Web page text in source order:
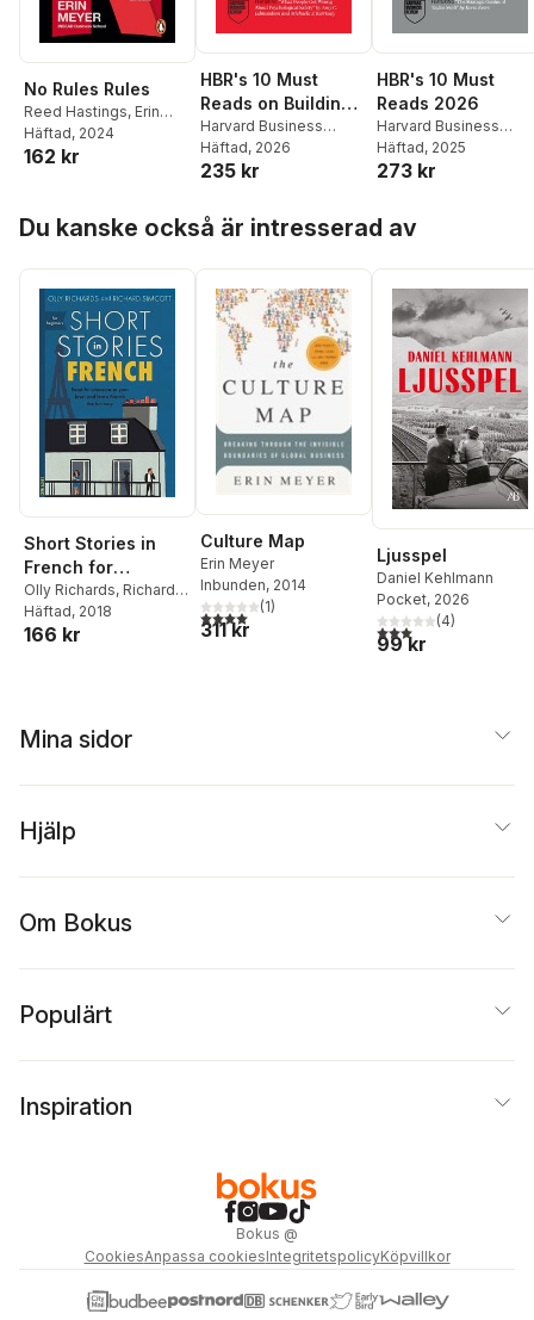
No Rules Rules
Reed Hastings, Erin
Meyer
Häftad, 2024
162 kr
HBR's 10 Must
Reads on Building a
Great Culture,
Updated and
Expanded
People Get Wrong
Psychological
Safety" by Amy C.
Edmondson and
Michaela J.
Kerrissey)
Harvard Business
Review ,Amy C.
Edmondson
Chamorro-Premuzic
Erin Meyer
Häftad, 2026
235 kr
HBR's 10 Must
Reads 2026
Harvard Business
Review ,Erin Meyer
Bent Flyvbjerg
Häftad, 2025
273 kr
Du kanske också är intresserad av
Short Stories in
French for
Beginners
Olly Richards, Richard
Simcott
Häftad, 2018
166 kr
Culture Map
Erin Meyer
Inbunden, 2014
4,0utav 5 stjärnor. Totalt antal röster:
(1)
311 kr
Ljusspel
Daniel Kehlmann
Pocket, 2026
3,0utav 5 stjärnor.
(4)
99 kr
Mina sidor
Hjälp
Om Bokus
Populärt
Inspiration
Bokus @
CookiesAnpassa cookiesIntegritetspolicyKöpvillkor